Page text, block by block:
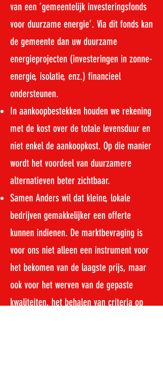
van een ’gemeentelijk investeringsfonds
voor duurzame energie’. Via dit fonds kan
de gemeente dan uw duurzame
energieprojecten (investeringen in zonne-
energie, isolatie, enz.) financieel
ondersteunen.
In aankoopbestekken houden we rekening
met de kost over de totale levensduur en
niet enkel de aankoopkost. Op die manier
wordt het voordeel van duurzamere
alternatieven beter zichtbaar.
Samen Anders wil dat kleine, lokale
bedrijven gemakkelijker een offerte
kunnen indienen. De marktbevraging is
voor ons niet alleen een instrument voor
het bekomen van de laagste prijs, maar
ook voor het werven van de gepaste
kwaliteiten, het behalen van criteria op